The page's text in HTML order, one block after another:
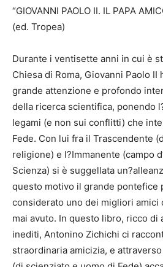
“GIOVANNI PAOLO II. IL PAPA
(ed. Tropea)
Durante i ventisette anni in cui è
Chiesa di Roma, Giovanni Paolo
grande attenzione e profondo
della ricerca scientifica, ponendo
legami (e non sui conflitti) che
Fede. Con lui fra il Trascendente
religione) e l?Immanente (campo
Scienza) si è suggellata
questo motivo il grande pontefice
considerato uno dei migliori amici
mai avuto. In questo libro, ricco di
inediti, Antonino Zichichi ci
straordinaria amicizia, e